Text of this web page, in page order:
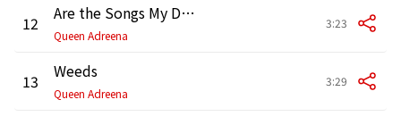
12 Are the Songs My Disease?
Queen Adreena
3:23
13 Weeds
Queen Adreena
3:29